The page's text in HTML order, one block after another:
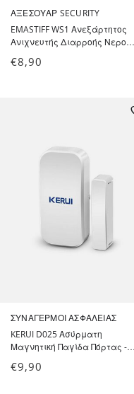
ΑΞΕΣΟΥΆΡ SECURITY
EMASTIFF WS1 Ανεξάρτητος
Ανιχνευτής Διαρροής Νερού
€8,90
ΣΥΝΑΓΕΡΜΟΊ ΑΣΦΑΛΕΊΑΣ
KERUI D025 Ασύρματη
Μαγνητική Παγίδα Πόρτας -
συναγερμούς KERUI
€9,90